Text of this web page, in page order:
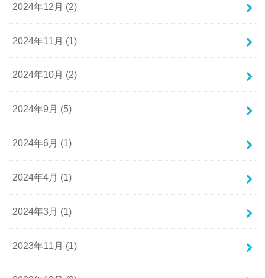
2024年12月 (2)
2024年11月 (1)
2024年10月 (2)
2024年9月 (5)
2024年6月 (1)
2024年4月 (1)
2024年3月 (1)
2023年11月 (1)